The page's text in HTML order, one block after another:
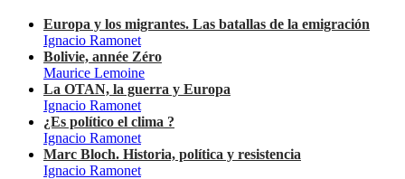
Europa y los migrantes. Las batallas de la emigración
Ignacio Ramonet
Bolivie, année Zéro
Maurice Lemoine
La OTAN, la guerra y Europa
Ignacio Ramonet
¿Es político el clima ?
Ignacio Ramonet
Marc Bloch. Historia, política y resistencia
Ignacio Ramonet